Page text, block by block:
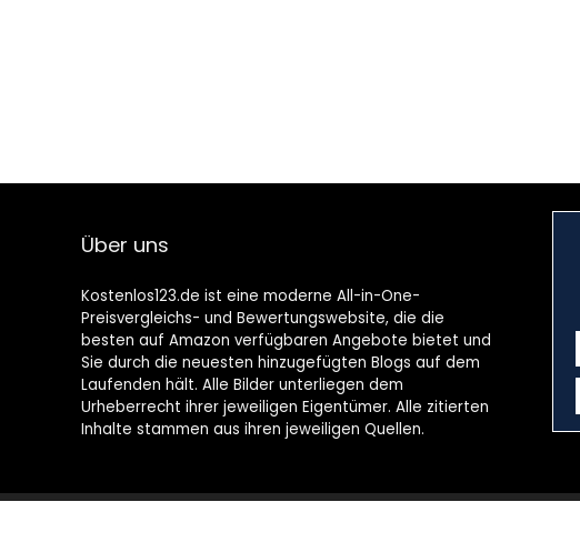
Über uns
Kostenlos123.de ist eine moderne All-in-One-
Preisvergleichs- und Bewertungswebsite, die die
besten auf Amazon verfügbaren Angebote bietet und
Sie durch die neuesten hinzugefügten Blogs auf dem
Laufenden hält. Alle Bilder unterliegen dem
Urheberrecht ihrer jeweiligen Eigentümer. Alle zitierten
Inhalte stammen aus ihren jeweiligen Quellen.